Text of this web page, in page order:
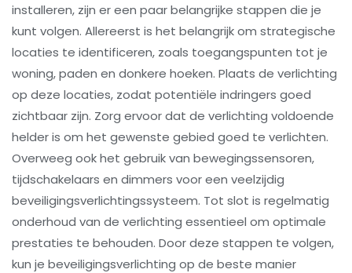
installeren, zijn er een paar belangrijke stappen die je
kunt volgen. Allereerst is het belangrijk om strategische
locaties te identificeren, zoals toegangspunten tot je
woning, paden en donkere hoeken. Plaats de verlichting
op deze locaties, zodat potentiële indringers goed
zichtbaar zijn. Zorg ervoor dat de verlichting voldoende
helder is om het gewenste gebied goed te verlichten.
Overweeg ook het gebruik van bewegingssensoren,
tijdschakelaars en dimmers voor een veelzijdig
beveiligingsverlichtingssysteem. Tot slot is regelmatig
onderhoud van de verlichting essentieel om optimale
prestaties te behouden. Door deze stappen te volgen,
kun je beveiligingsverlichting op de beste manier